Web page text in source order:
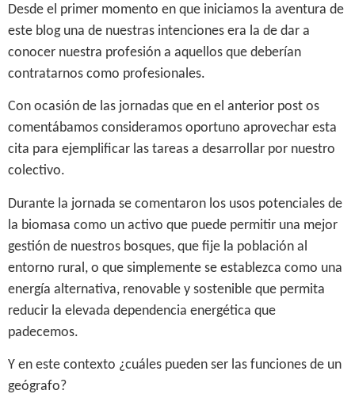
Desde el primer momento en que iniciamos la aventura de
este blog una de nuestras intenciones era la de dar a
conocer nuestra profesión a aquellos que deberían
contratarnos como profesionales.
Con ocasión de las jornadas que en el anterior post os
comentábamos consideramos oportuno aprovechar esta
cita para ejemplificar las tareas a desarrollar por nuestro
colectivo.
Durante la jornada se comentaron los usos potenciales de
la biomasa como un activo que puede permitir una mejor
gestión de nuestros bosques, que fije la población al
entorno rural, o que simplemente se establezca como una
energía alternativa, renovable y sostenible que permita
reducir la elevada dependencia energética que
padecemos.
Y en este contexto ¿cuáles pueden ser las funciones de un
geógrafo?